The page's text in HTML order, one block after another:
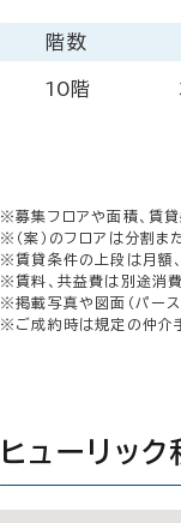
階数
10階
※募集フロアや面積、賃
※（案）のフロアは分割ま
※賃貸条件の上段は月額
※賃料、共益費は別途消費
※掲載写真や図面（パー
※ご成約時は規定の仲介
ヒューリッ